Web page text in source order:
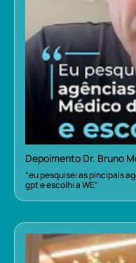
Depoimento Dr. Bruno
“eu pesquisei as pincipais
gpt e escolhi a WE”